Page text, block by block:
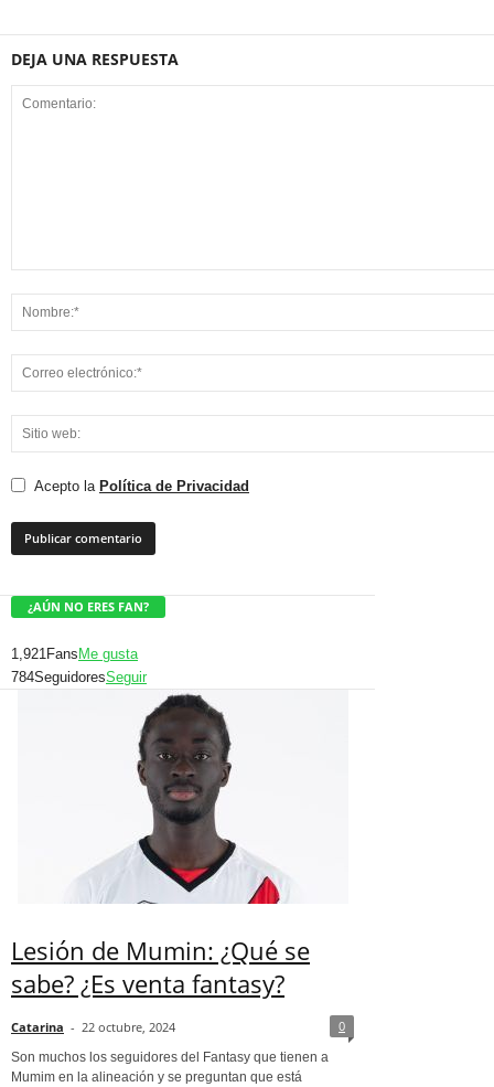
DEJA UNA RESPUESTA
Acepto la Política de Privacidad
¿AÚN NO ERES FAN?
1,921Fans Me gusta
784SeguidoresSeguir
Lesión de Mumin: ¿Qué se
sabe? ¿Es venta fantasy?
Catarina - 22 octubre, 2024 0
Son muchos los seguidores del Fantasy que tienen a
Mumim en la alineación y se preguntan que está